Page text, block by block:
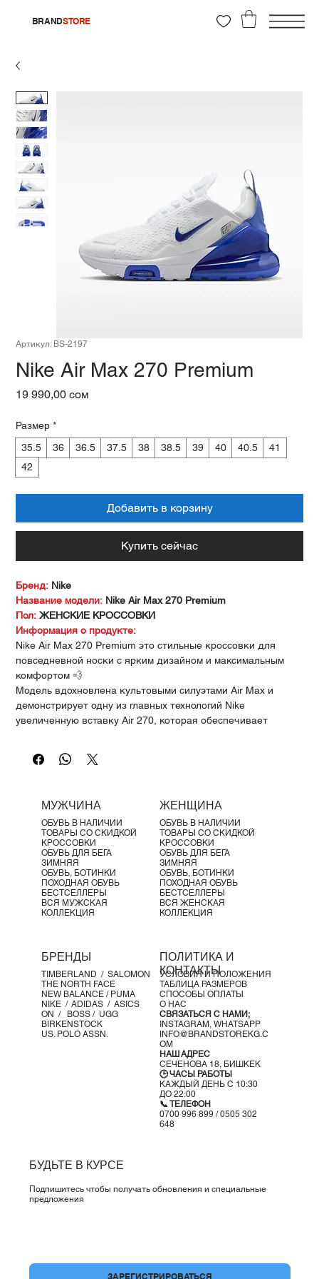
BRANDSTORE
Артикул: BS-2197
Nike Air Max 270 Premium
19 990,00 сом
Размер *
35.5
36 36.5 37.5 38 38.5 39 40 40.5
41
42
Добавить в корзину
Купить сейчас
Бренд: Nike
Название модели: Nike Air Max 270 Premium
Пол:ЖЕНСКИЕ КРОССОВКИ
Информация о продукте:
Nike Air Max 270 Premium это стильные кроссовки для
повседневной носки с ярким дизайном и максимальным
комфортом 💨
Модель вдохновлена культовыми силуэтами Air Max и
демонстрирует одну из главных технологий Nike
увеличенную вставку Air 270, которая обеспечивает
для города.
✔️ Лёгкий и дышащий верх
✔️ Мягкая промежуточная подошва из пены
✔️ Эластичная внутренняя конструкция для удобной
посадки
✔️ Надёжное сцепление и износостойкость
Материалы:
Текстильный и синтетический верх
Промежуточная подошва из пены
Сетчатые вставки для вентиляции
Двухкомпонентная подошва
МУЖЧИНА
ОБУВЬ В НАЛИЧИИ
ТОВАРЫ СО СКИДКОЙ
КРОССОВКИ
ОБУВЬ ДЛЯ БЕГА
ЗИМНЯЯ
ОБУВЬ, БОТИНКИ
ПОХОДНАЯ ОБУВЬ
БЕСТСЕЛЛЕРЫ
ВСЯ МУЖСКАЯ
КОЛЛЕКЦИЯ
ЖЕНЩИНА
ОБУВЬ В НАЛИЧИИ
ТОВАРЫ СО СКИДКОЙ
КРОССОВКИ
ОБУВЬ ДЛЯ БЕГА
ЗИМНЯЯ
ОБУВЬ, БОТИНКИ
ПОХОДНАЯ ОБУВЬ
БЕСТСЕЛЛЕРЫ
ВСЯ ЖЕНСКАЯ
КОЛЛЕКЦИЯ
БРЕНДЫ
TIMBERLAND / SALOMON
THE NORTH FACE
NEW BALANCE / PUMA
NIKE / ADIDAS / ASICS
ON / BOSS / UGG
BIRKENSTOCK
US. POLO ASSN.
ПОЛИТИКА И
КОНТАКТЫ
УСЛОВИЯ И ПОЛОЖЕНИЯ
ТАБЛИЦА РАЗМЕРОВ
СПОСОБЫ ОПЛАТЫ
О НАС
СВЯЗАТЬСЯ С НАМИ;
INSTAGRAM, WHATSAPP
INFO@BRANDSTOREKG.C
OM
НАШ АДРЕС
СЕЧЕНОВА 18, БИШКЕК
🕒 ЧАСЫ РАБОТЫ
КАЖДЫЙ ДЕНЬ С 10:30
ДО 22:00
📞 ТЕЛЕФОН
0700 996 899 / 0505 302
648
БУДЬТЕ В КУРСЕ
Подпишитесь чтобы получать обновления и специальные
предложения
ЗАРЕГИСТРИРОВАТЬСЯ